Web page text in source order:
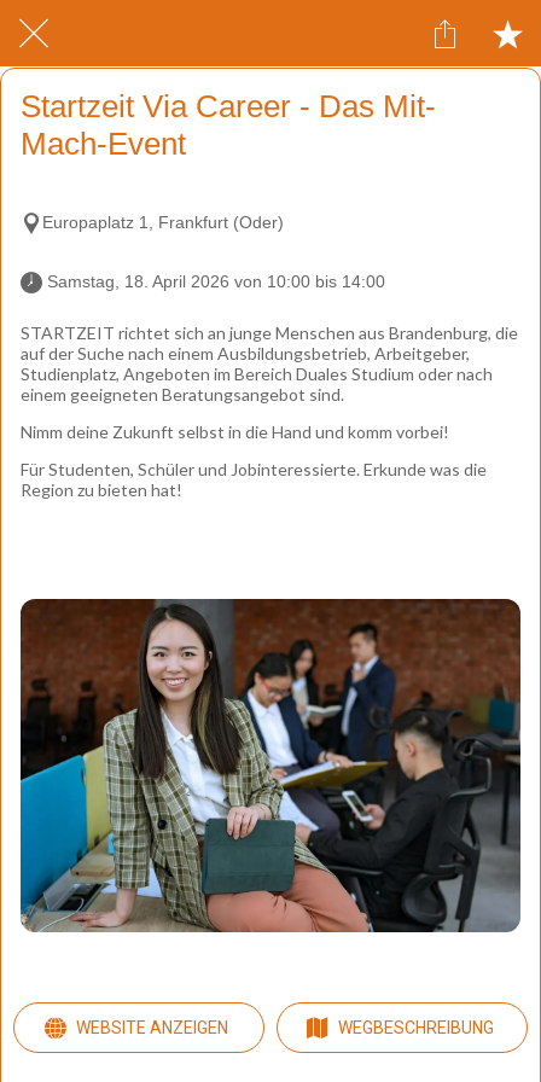
Startzeit Via Career - Das Mit-
Mach-Event
Europaplatz 1, Frankfurt (Oder)
Samstag, 18. April 2026 von 10:00 bis 14:00
STARTZEIT richtet sich an junge Menschen aus Brandenburg, die
auf der Suche nach einem Ausbildungsbetrieb, Arbeitgeber,
Studienplatz, Angeboten im Bereich Duales Studium oder nach
einem geeigneten Beratungsangebot sind.
Nimm deine Zukunft selbst in die Hand und komm vorbei!
Für Studenten, Schüler und Jobinteressierte. Erkunde was die
Region zu bieten hat!
WEBSITE ANZEIGEN WEGBESCHREIBUNG